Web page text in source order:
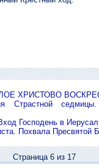
ХРИСТОВО
Страстной
Господень в
Похвала Пресвятой
Страница 6 из 17